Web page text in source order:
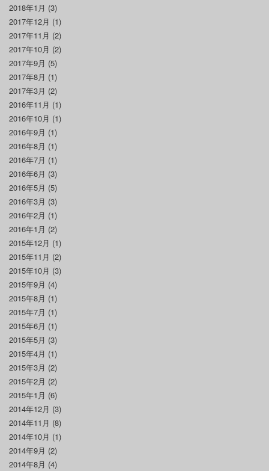
2018年1月 (3)
2017年12月 (1)
2017年11月 (2)
2017年10月 (2)
2017年9月 (5)
2017年8月 (1)
2017年3月 (2)
2016年11月 (1)
2016年10月 (1)
2016年9月 (1)
2016年8月 (1)
2016年7月 (1)
2016年6月 (3)
2016年5月 (5)
2016年3月 (3)
2016年2月 (1)
2016年1月 (2)
2015年12月 (1)
2015年11月 (2)
2015年10月 (3)
2015年9月 (4)
2015年8月 (1)
2015年7月 (1)
2015年6月 (1)
2015年5月 (3)
2015年4月 (1)
2015年3月 (2)
2015年2月 (2)
2015年1月 (6)
2014年12月 (3)
2014年11月 (8)
2014年10月 (1)
2014年9月 (2)
2014年8月 (4)